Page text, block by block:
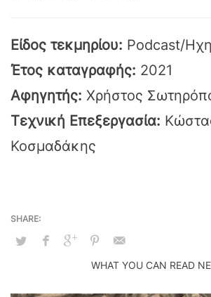
Είδος τεκμηρίου: Podcast/
Έτος καταγραφής: 2021
Αφηγητής: Χρήστος
Τεχνική Επεξεργασία:
Κοσμαδάκης
WHAT YOU CAN READ